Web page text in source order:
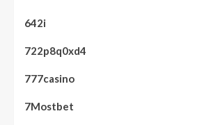
642i
722p8q0xd4
777casino
7Mostbet